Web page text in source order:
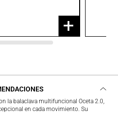
+
la balaclava multifuncional Oceta 2.0,
en cada movimiento. Su